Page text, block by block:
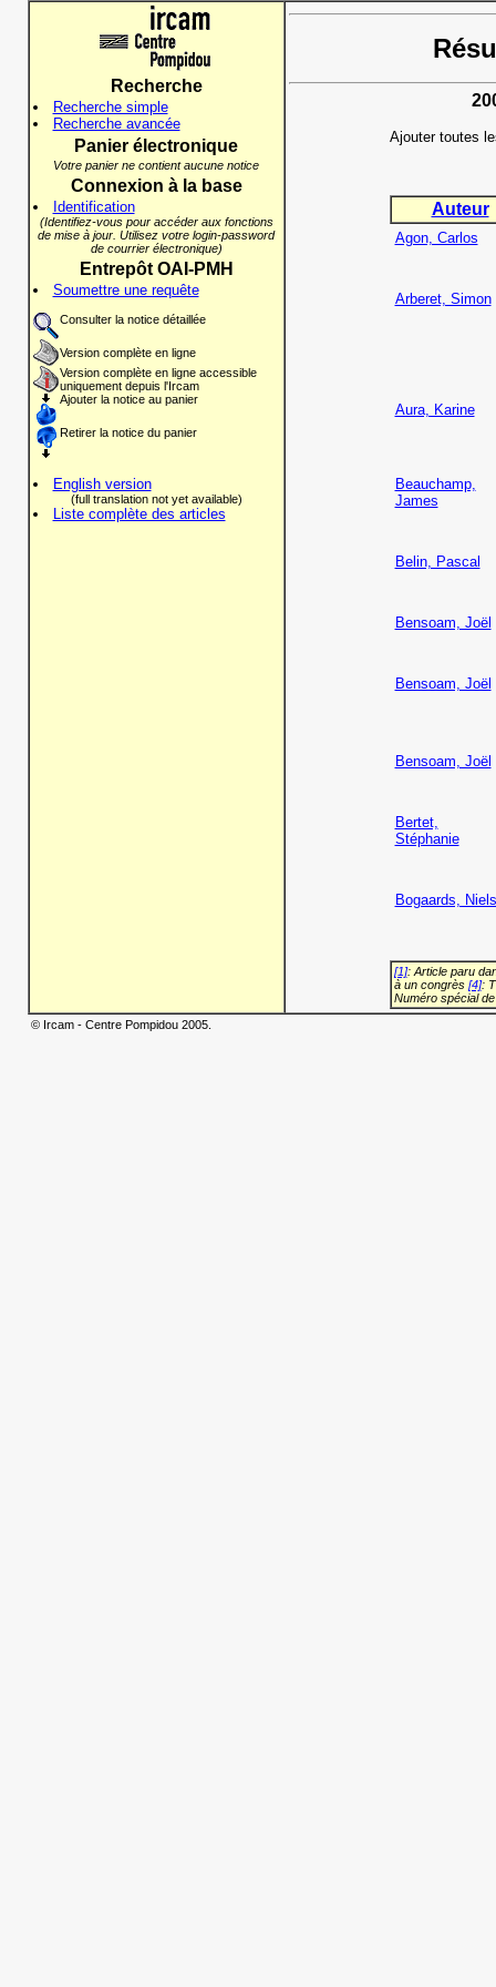
Recherche
Recherche simple
Recherche avancée
Panier électronique
Votre panier ne contient aucune notice
Connexion à la base
Identification
(Identifiez-vous pour accéder aux fonctions
de mise à jour. Utilisez votre login-password
de courrier électronique)
Entrepôt OAI-PMH
Soumettre une requête
Consulter la notice détaillée
Version complète en ligne
Version complète en ligne accessible
uniquement depuis l'Ircam
Ajouter la notice au panier
Retirer la notice du panier
English version
(full translation not yet available)
Liste complète des articles
Ajouter toutes
Auteur
Agon, Carlos
Arberet, Simon
Aura, Karine
Beauchamp,
James
Belin, Pascal
Bensoam, Joël
Bensoam, Joël
Bensoam, Joël
Bertet,
Stéphanie
Bogaards, Niels
[1]: Article paru
à un congrès [4]:
Numéro spécial
© Ircam - Centre Pompidou 2005.